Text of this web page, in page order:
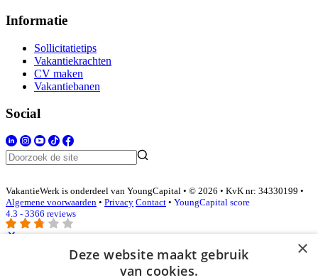
Informatie
Sollicitatietips
Vakantiekrachten
CV maken
Vakantiebanen
Social
VakantieWerk is onderdeel van YoungCapital • © 2026 • KvK nr: 34330199 •
Algemene voorwaarden • Privacy Contact • YoungCapital score
4.3 - 3366 reviews
Inloggen als bedrijf
×
Deze website maakt gebruik
van cookies.